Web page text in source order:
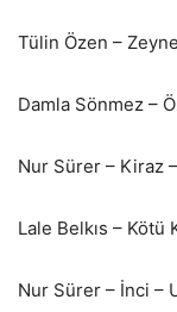
Tülin Özen –
Damla Sönmez –
Nur Sürer – Kiraz
Lale Belkıs – Kötü
Nur Sürer – İnci –